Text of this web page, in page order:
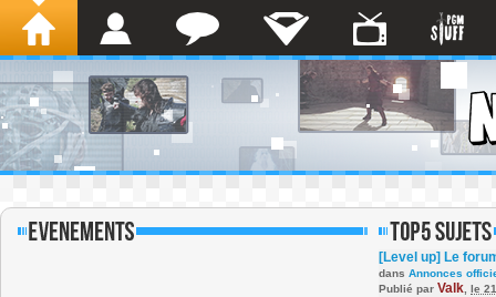
[Level up] Le
dans Annonces
Publié par Valk le